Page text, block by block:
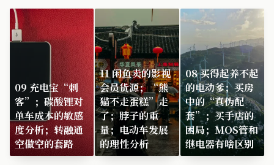
09 充电宝“刺
客”；碳酸锂对
单车成本的敏感
度分析；转融通
空做空的套路
11 闲鱼卖的影视
会员货源；“熊
猫不走蛋糕”走
了；脖子的重
量；电动车发展
的理性分析
08 买得起养不起
的电动爹；买房
中的“真伪配
套”；买手店的
困局；MOS管和
继电器有啥区别